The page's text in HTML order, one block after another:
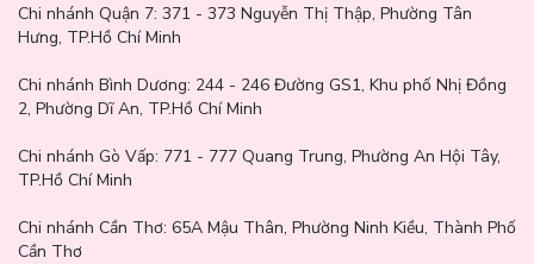
Chi nhánh Quận 7: 371 - 373 Nguyễn Thị Thập, Phường Tân
Hưng, TP.Hồ Chí Minh
Chi nhánh Bình Dương: 244 - 246 Đường GS1, Khu phố Nhị Đồng
2, Phường Dĩ An, TP.Hồ Chí Minh
Chi nhánh Gò Vấp: 771 - 777 Quang Trung, Phường An Hội Tây,
TP.Hồ Chí Minh
Chi nhánh Cần Thơ: 65A Mậu Thân, Phường Ninh Kiều, Thành Phố
Cần Thơ